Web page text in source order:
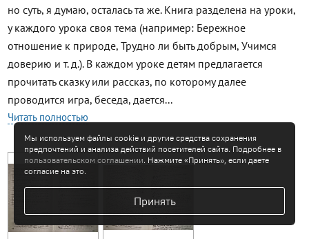
но суть, я думаю, осталась та же. Книга разделена на уроки,
у каждого урока своя тема (например: Бережное
отношение к природе, Трудно ли быть добрым, Учимся
доверию и т. д.). В каждом уроке детям предлагается
прочитать сказку или рассказ, по которому далее
проводится игра, беседа, дается...
Читать полностью
Мы используем файлы cookie и другие средства сохранения
предпочтений и анализа действий посетителей сайта. Подробнее в
пользовательском соглашении. Нажмите «Принять», если даете
согласие на это.
Принять